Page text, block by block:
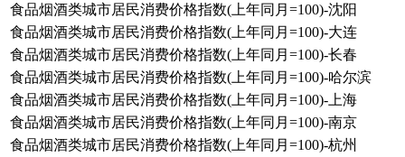
食品烟酒类城市居民消费价格指数(上年同月=100)-沈阳
食品烟酒类城市居民消费价格指数(上年同月=100)-大连
食品烟酒类城市居民消费价格指数(上年同月=100)-长春
食品烟酒类城市居民消费价格指数(上年同月=100)-哈尔滨
食品烟酒类城市居民消费价格指数(上年同月=100)-上海
食品烟酒类城市居民消费价格指数(上年同月=100)-南京
食品烟酒类城市居民消费价格指数(上年同月=100)-杭州